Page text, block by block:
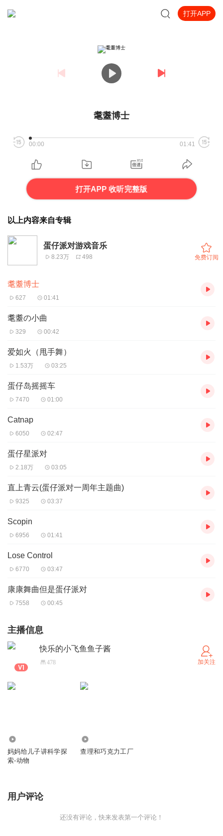
打开APP
耄耋博士
00:00 01:41
打开APP 收听完整版
以上内容来自专辑
蛋仔派对游戏音乐
8.23万 498 免费订阅
耄耋博士
627 01:41
耄耋の小曲
329 00:42
爱如火（甩手舞）
1.53万 03:25
蛋仔岛摇摇车
7470 01:00
Catnap
6050 02:47
蛋仔星派对
2.18万 03:05
直上青云(蛋仔派对一周年主题曲)
9325 03:37
Scopin
6956 01:41
Lose Control
6770 03:47
康康舞曲但是蛋仔派对
7558 00:45
主播信息
快乐的小飞鱼鱼子酱
478 加关注
妈妈给儿子讲科学探
索-动物
查理和巧克力工厂
用户评论
还没有评论，快来发表第一个评论！